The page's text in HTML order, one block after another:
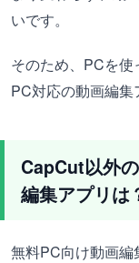
いです。
そのため、PCを使
PC対応の動画編集
CapCut以外
編集アプリは
無料PC向け動画